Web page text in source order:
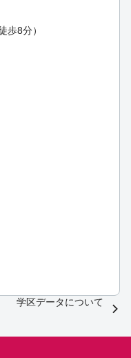
歩8分）
学区データについて